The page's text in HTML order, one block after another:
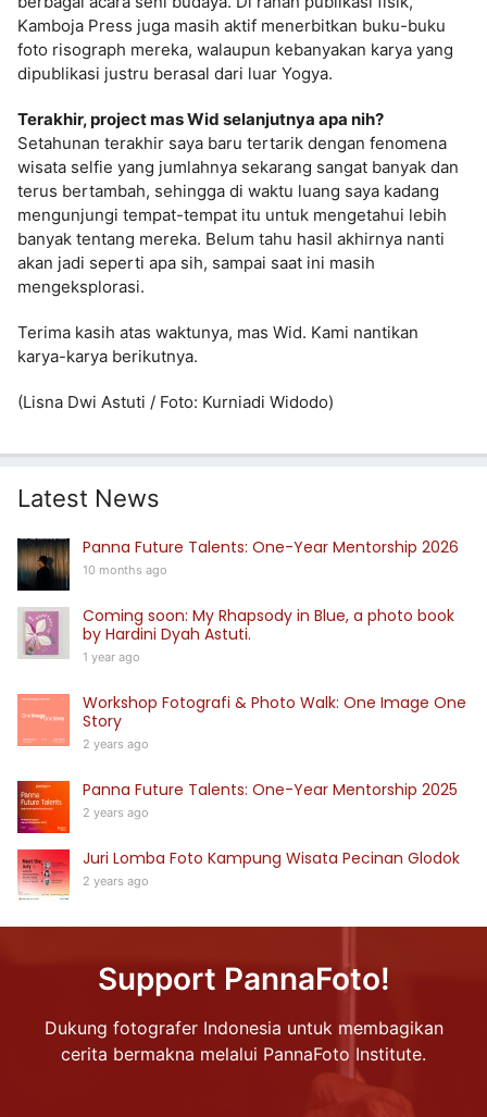
Kamboja Press juga masih aktif menerbitkan buku-buku
foto risograph mereka, walaupun kebanyakan karya yang
dipublikasi justru berasal dari luar Yogya.
Terakhir, project mas Wid selanjutnya apa nih?
Setahunan terakhir saya baru tertarik dengan fenomena
wisata selfie yang jumlahnya sekarang sangat banyak dan
terus bertambah, sehingga di waktu luang saya kadang
mengunjungi tempat-tempat itu untuk mengetahui lebih
banyak tentang mereka. Belum tahu hasil akhirnya nanti
akan jadi seperti apa sih, sampai saat ini masih
mengeksplorasi.
Terima kasih atas waktunya, mas Wid. Kami nantikan
karya-karya berikutnya.
(Lisna Dwi Astuti / Foto: Kurniadi Widodo)
Latest News
Panna Future Talents: One-Year Mentorship 2026
10 months ago
Coming soon: My Rhapsody in Blue, a photo book
by Hardini Dyah Astuti.
1 year ago
Workshop Fotografi & Photo Walk: One Image One
Story
2 years ago
Panna Future Talents: One-Year Mentorship 2025
2 years ago
Juri Lomba Foto Kampung Wisata Pecinan Glodok
2 years ago
Support PannaFoto!
Dukung fotografer Indonesia untuk membagikan
cerita bermakna melalui PannaFoto Institute.